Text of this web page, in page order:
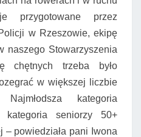
przygotowane przez
w Rzeszowie, ekipę
naszego Stowarzyszenia
chętnych trzeba było
w większej liczbie
kategoria
seniorzy 50+
– powiedziała pani Iwona